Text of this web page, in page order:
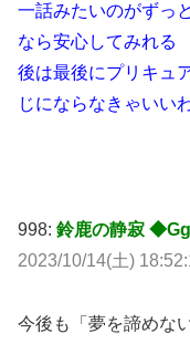
一話みたいのがずっ
なら安心してみれる
後は最後にプリキュ
じにならなきゃいい
998: 鈴鹿の静寂
2023/10/14(土)
今後も「夢を諦めな